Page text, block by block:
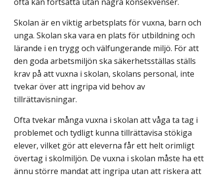
Skolan är en viktig arbetsplats för vuxna, barn och
unga. Skolan ska vara en plats för utbildning och
lärande i en trygg och välfungerande miljö. För att
den goda arbetsmiljön ska säkerhetsställas ställs
krav på att vuxna i skolan, skolans personal, inte
tvekar över att ingripa vid behov av
tillrättavisningar.
Ofta tvekar många vuxna i skolan att våga ta tag i
problemet och tydligt kunna till­rättavisa stökiga
elever, vilket gör att eleverna får ett helt orimligt
övertag i skolmiljön. De vuxna i skolan måste ha ett
ännu större mandat att ingripa utan att riskera att